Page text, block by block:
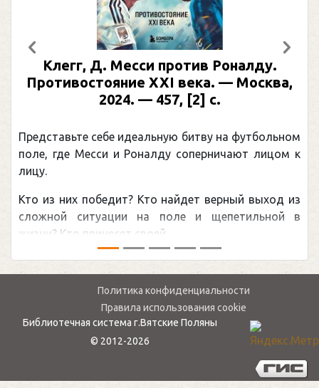
Клегг, Д. Месси против Роналду.
Противостояние XXI века. — Москва,
2024. — 457, [2] с.
Представьте себе идеальную битву на футбольном
поле, где Месси и Роналду соперничают лицом к
лицу.
Кто из них победит? Кто найдет верный выход из
сложной ситуации на поле и щепетильной в
жизни? Кто принесет своей ...
Предыдущий
Политика конфиденциальности
Правила использования cookie
Библиотечная система г.Вятские Поляны
© 2012-2026